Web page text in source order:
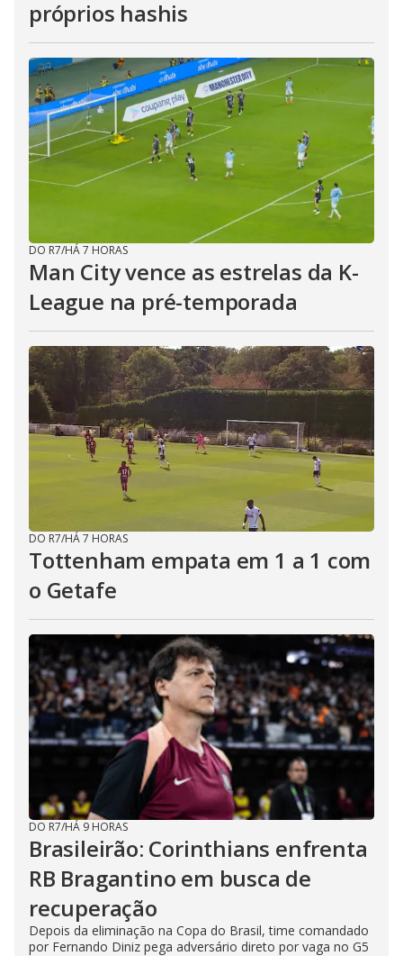
próprios hashis
DO R7/HÁ 7 HORAS
Man City vence as estrelas da K-
League na pré-temporada
DO R7/HÁ 7 HORAS
Tottenham empata em 1 a 1 com
o Getafe
DO R7/HÁ 9 HORAS
Brasileirão: Corinthians enfrenta
RB Bragantino em busca de
recuperação
Depois da eliminação na Copa do Brasil, time comandado
por Fernando Diniz pega adversário direto por vaga no G5